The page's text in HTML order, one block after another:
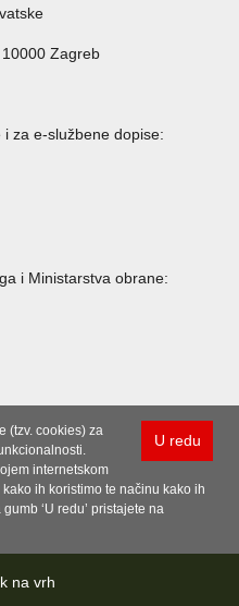
Zagreb
za e-službene dopise:
i Ministarstva obrane:
U redu
(tzv. cookies) za
internetskom
ih koristimo te načinu kako ih
‘U redu’ pristajete na
na vrh